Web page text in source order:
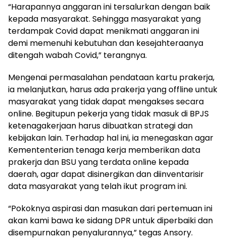
“Harapannya anggaran ini tersalurkan dengan baik
kepada masyarakat. Sehingga masyarakat yang
terdampak Covid dapat menikmati anggaran ini
demi memenuhi kebutuhan dan kesejahteraanya
ditengah wabah Covid,” terangnya.
Mengenai permasalahan pendataan kartu prakerja,
ia melanjutkan, harus ada prakerja yang offline untuk
masyarakat yang tidak dapat mengakses secara
online. Begitupun pekerja yang tidak masuk di BPJS
ketenagakerjaan harus dibuatkan strategi dan
kebijakan lain. Terhadap hal ini, ia menegaskan agar
Kemententerian tenaga kerja memberikan data
prakerja dan BSU yang terdata online kepada
daerah, agar dapat disinergikan dan diinventarisir
data masyarakat yang telah ikut program ini.
“Pokoknya aspirasi dan masukan dari pertemuan ini
akan kami bawa ke sidang DPR untuk diperbaiki dan
disempurnakan penyalurannya,” tegas Ansory.